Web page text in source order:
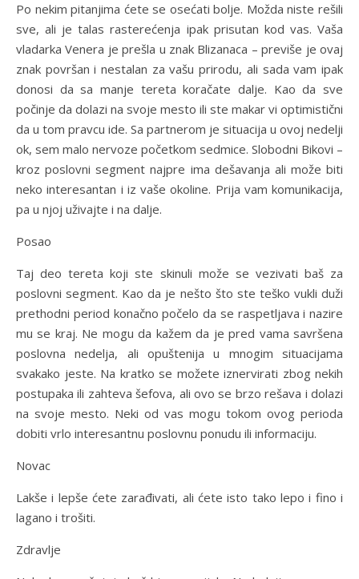
Po nekim pitanjima ćete se osećati bolje. Možda niste rešili
sve, ali je talas rasterećenja ipak prisutan kod vas. Vaša
vladarka Venera je prešla u znak Blizanaca – previše je ovaj
znak površan i nestalan za vašu prirodu, ali sada vam ipak
donosi da sa manje tereta koračate dalje. Kao da sve
počinje da dolazi na svoje mesto ili ste makar vi optimistični
da u tom pravcu ide. Sa partnerom je situacija u ovoj nedelji
ok, sem malo nervoze početkom sedmice. Slobodni Bikovi –
kroz poslovni segment najpre ima dešavanja ali može biti
neko interesantan i iz vaše okoline. Prija vam komunikacija,
pa u njoj uživajte i na dalje.
Posao
Taj deo tereta koji ste skinuli može se vezivati baš za
poslovni segment. Kao da je nešto što ste teško vukli duži
prethodni period konačno počelo da se raspetljava i nazire
mu se kraj. Ne mogu da kažem da je pred vama savršena
poslovna nedelja, ali opuštenija u mnogim situacijama
svakako jeste. Na kratko se možete iznervirati zbog nekih
postupaka ili zahteva šefova, ali ovo se brzo rešava i dolazi
na svoje mesto. Neki od vas mogu tokom ovog perioda
dobiti vrlo interesantnu poslovnu ponudu ili informaciju.
Novac
Lakše i lepše ćete zarađivati, ali ćete isto tako lepo i fino i
lagano i trošiti.
Zdravlje